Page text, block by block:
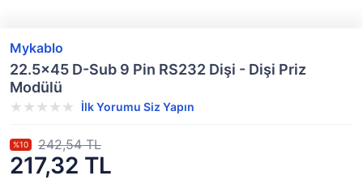
Mykablo
22.5x45 D-Sub 9 Pin RS232 Dişi - Dişi Priz
Modülü
İlk Yorumu Siz Yapın
217,32 TL
%10 242,54 TL